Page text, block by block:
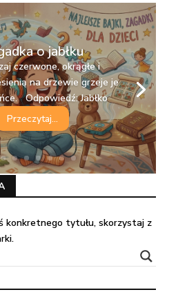
o jabłku
czerwone, okrągłe i
na drzewie grzeje je
Odpowiedź: Jabłko
Przeczytaj...
konkretnego tytułu, skorzystaj z